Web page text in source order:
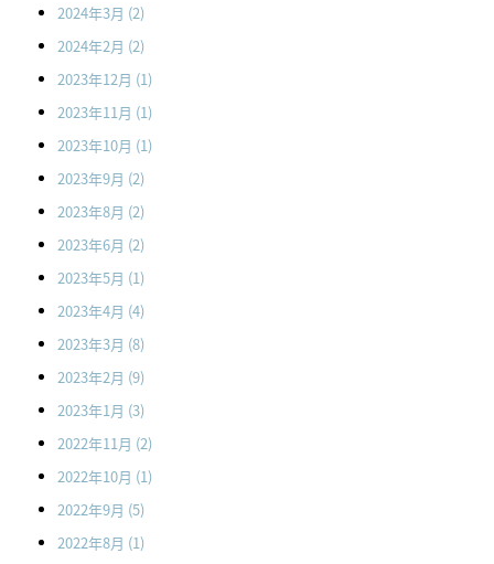
2024年3月 (2)
2024年2月 (2)
2023年12月 (1)
2023年11月 (1)
2023年10月 (1)
2023年9月 (2)
2023年8月 (2)
2023年6月 (2)
2023年5月 (1)
2023年4月 (4)
2023年3月 (8)
2023年2月 (9)
2023年1月 (3)
2022年11月 (2)
2022年10月 (1)
2022年9月 (5)
2022年8月 (1)